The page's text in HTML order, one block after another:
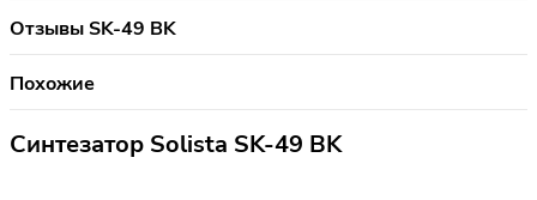
Отзывы SK-49 BK
Похожие
Синтезатор Solista SK-49 BK